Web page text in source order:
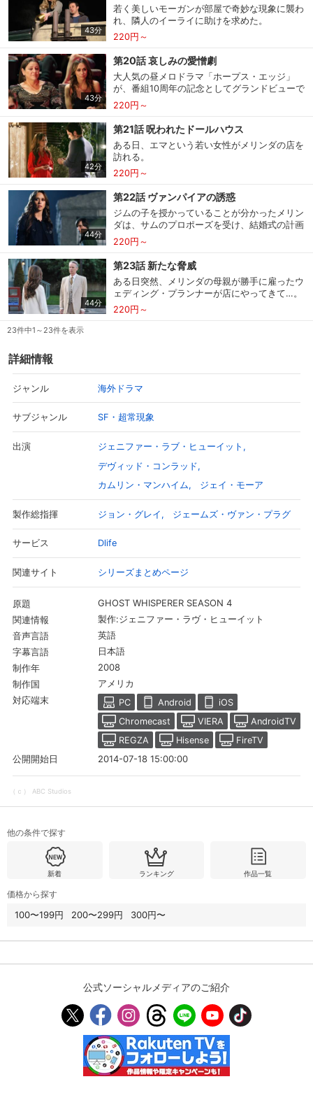
43分
若く美しいモーガンが部屋で奇妙な現象に襲わ
れ、隣人のイーライに助けを求めた。
220円～
43分
第20話 哀しみの愛憎劇
大人気の昼メロドラマ「ホープス・エッジ」
が、番組10周年の記念としてグランドビューで
撮影をすることになり…。
220円～
42分
第21話 呪われたドールハウス
ある日、エマという若い女性がメリンダの店を
訪れる。
220円～
44分
第22話 ヴァンパイアの誘惑
ジムの子を授かっていることが分かったメリン
ダは、サムのプロポーズを受け、結婚式の計画
を立てはじめる。
220円～
44分
第23話 新たな脅威
ある日突然、メリンダの母親が勝手に雇ったウ
ェディング・プランナーが店にやってきて…。
220円～
23件中1～23件を表示
詳細情報
ジャンル 海外ドラマ
サブジャンル SF・超常現象
出演
ジェニファー・ラブ・ヒューイット
デヴィッド・コンラッド
カムリン・マンハイム
ジェイ・モーア
製作総指揮 ジョン・グレイ ジェームズ・ヴァン・プラグ
サービス Dlife
関連サイト シリーズまとめページ
原題 GHOST WHISPERER SEASON 4
関連情報 製作:ジェニファー・ラヴ・ヒューイット
音声言語 英語
字幕言語 日本語
制作年 2008
制作国 アメリカ
対応端末 PC Android
iOS
Chromecast
VIERA
AndroidTV
REGZA
Hisense
FireTV
公開開始日
2014-07-18 15:00:00
（ｃ） ABC Studios
他の条件で探す
新着 ランキング 作品一覧
価格から探す
100〜199円 200〜299円 300円〜
公式ソーシャルメディアのご紹介